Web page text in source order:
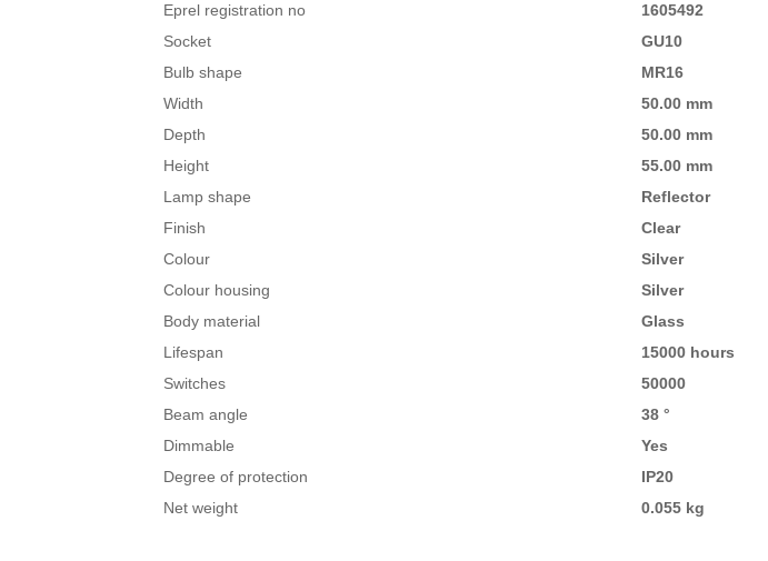
Eprel registration no
1605492
Socket
GU10
Bulb shape
MR16
Width
50.00 mm
Depth
50.00 mm
Height
55.00 mm
Lamp shape
Reflector
Finish
Clear
Colour
Silver
Colour housing
Silver
Body material
Glass
Lifespan
15000 hours
Switches
50000
Beam angle
38 °
Dimmable
Yes
Degree of protection
IP20
Net weight
0.055 kg